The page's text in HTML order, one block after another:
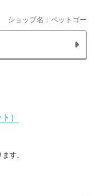
ショップ名：ペットゴー
）
す。